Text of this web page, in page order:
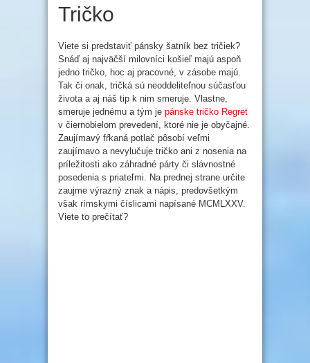
Tričko
Viete si predstaviť pánsky šatník bez tričiek?
Snáď aj najväčší milovníci košieľ majú aspoň
jedno tričko, hoc aj pracovné, v zásobe majú.
Tak či onak, tričká sú neoddeliteľnou súčasťou
života a aj náš tip k nim smeruje. Vlastne,
smeruje jednému a tým je pánske tričko Regret
v čiernobielom prevedení, ktoré nie je obyčajné.
Zaujímavý fŕkaná potlač pôsobí veľmi
zaujímavo a nevylučuje tričko ani z nosenia na
príležitosti ako záhradné párty či slávnostné
posedenia s priateľmi. Na prednej strane určite
zaujme výrazný znak a nápis, predovšetkým
však rímskymi číslicami napísané MCMLXXV.
Viete to prečítať?